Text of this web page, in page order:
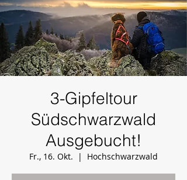
3-Gipfeltour
Südschwarzwald
Ausgebucht!
Fr., 16. Okt.
  |
Hochschwarzwald